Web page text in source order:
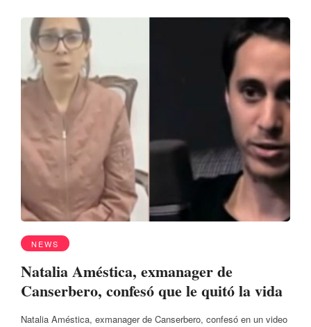
NEWS
Natalia Améstica, exmanager de
Canserbero, confesó que le quitó la vida
Natalia Améstica, exmanager de Canserbero, confesó en un video